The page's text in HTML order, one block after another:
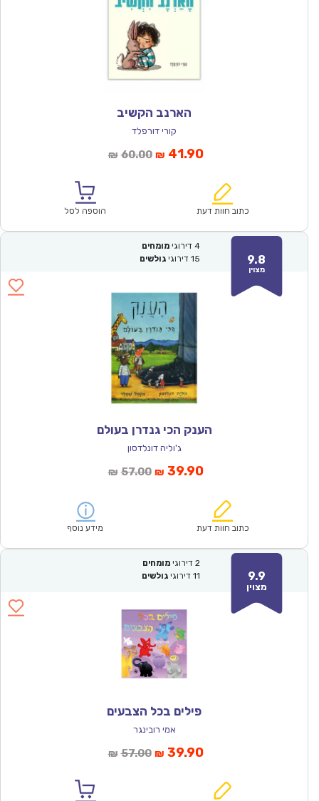
הארנב הקשיב
קורי דורפלד
₪ 60.00המחיר
₪60.00.
₪ 41.90המחיר
הוא:
כתוב חוות דעת הוספה לסל
9.8
מצוין
4 דירוגי מומחים
15 דירוגי גולשים
הענק הכי גנדרן בעולם
ג'וליה דונלדסון
₪ 57.00המחיר
₪57.00.
₪ 39.90המחיר
הוא:
כתוב חוות דעת מידע נוסף
9.9
מצוין
2 דירוגי מומחים
11 דירוגי גולשים
פילים בכל הצבעים
אמי רובינגר
₪ 57.00המחיר
₪ 39.90המחיר
הוא: